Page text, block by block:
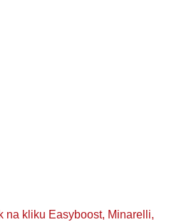
na kliku Easyboost, Minarelli,